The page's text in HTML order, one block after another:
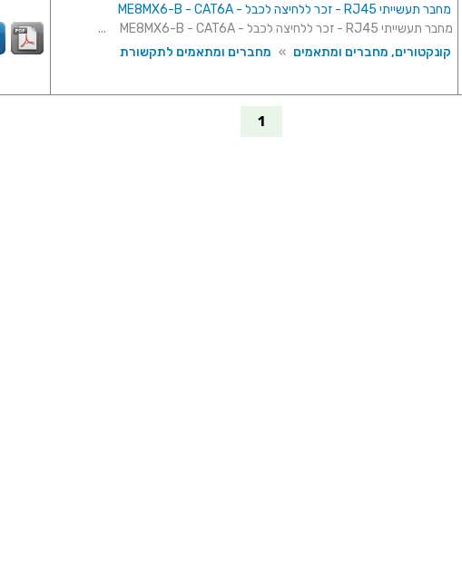
מחבר תעשייתי RJ45 - זכר ללחיצה לכבל - ME8MX6-B - CAT6A
מחבר תעשייתי RJ45 - זכר ללחיצה לכבל - ME8MX6-B - CAT6A ...
קונקטורים, מחברים ומתאמים » מחברים ומתאמים לתקשורת
1